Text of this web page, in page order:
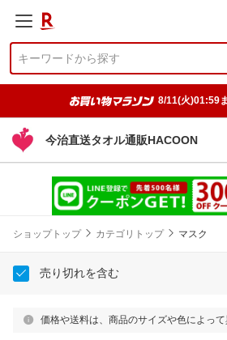
8/11(火)01:59
今治直送タオル通販HACOON
ショップトップ カテゴリトップ マスク
売り切れを含む
価格や送料は、商品のサイズや色によって